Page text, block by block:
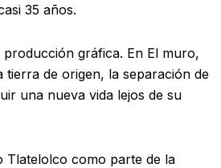
35 años.
gráfica. En El muro,
tierra de origen, la separación de
una nueva vida lejos de su
Tlatelolco como parte de la